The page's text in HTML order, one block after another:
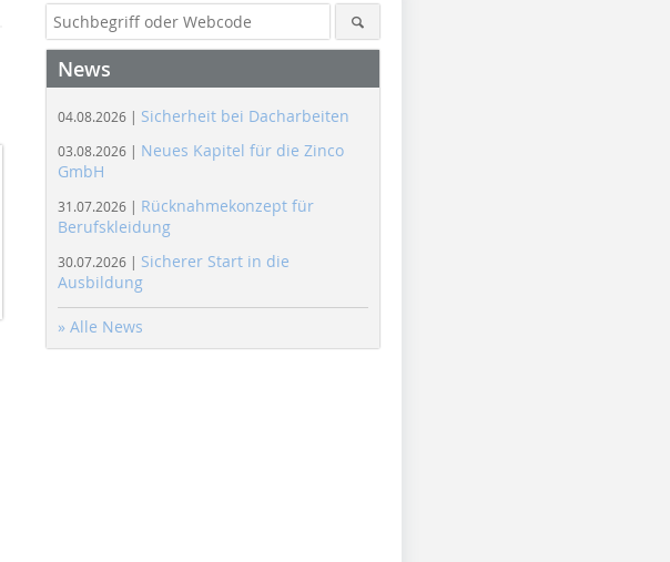
News
04.08.2026 | Sicherheit bei Dacharbeiten
03.08.2026 | Neues Kapitel für die Zinco
GmbH
31.07.2026 | Rücknahmekonzept für
Berufskleidung
30.07.2026 | Sicherer Start in die
Ausbildung
» Alle News